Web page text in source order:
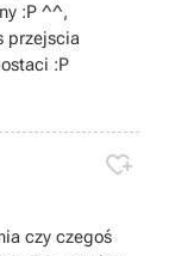
:P ^^,
przejscia
:P

czy czegoś